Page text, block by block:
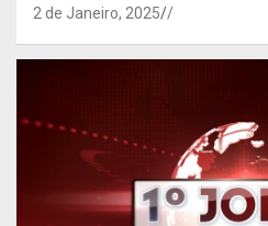
2 de Janeiro, 2025 /